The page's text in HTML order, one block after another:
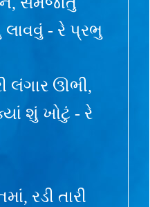
લાવવું - રે પ્રભુ
લંગાર ઊભી,
શું ખોટું - રે
રડી તારી